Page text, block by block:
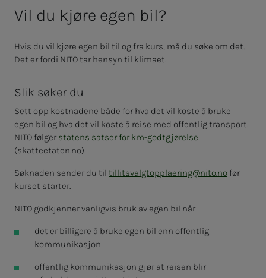
Vil du kjøre egen bil?
Hvis du vil kjøre egen bil til og fra kurs, må du søke om det.
Det er fordi NITO tar hensyn til klimaet.
Slik søker du
Sett opp kostnadene både for hva det vil koste å bruke
egen bil og hva det vil koste å reise med offentlig transport.
NITO følger statens satser for km-godtgjørelse
(skatteetaten.no).
Søknaden sender du til tillitsvalgtopplaering@nito.no før
kurset starter.
NITO godkjenner vanligvis bruk av egen bil når
det er billigere å bruke egen bil enn offentlig
kommunikasjon
offentlig kommunikasjon gjør at reisen blir